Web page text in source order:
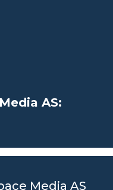
AS:
Media AS